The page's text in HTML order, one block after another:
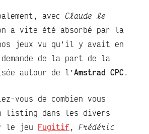
avec Claude le
a vite été absorbé par la
jeux vu qu’il y avait en
de la part de la
autour de l’Amstrad CPC .
vous de combien vous
listing dans les divers
le jeu Fugitif, Frédéric